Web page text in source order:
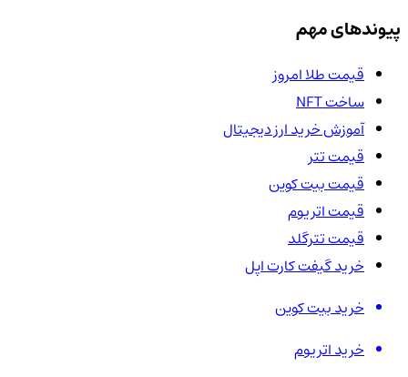
پیوندهای مهم
قیمت طلا امروز
ساخت NFT
آموزش خرید ارز دیجیتال
قیمت تتر
قیمت بیت کوین
قیمت اتریوم
قیمت تترگلد
خرید گیفت کارت اپل
خرید بیت کوین
خرید اتریوم